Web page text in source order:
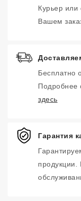
Курьер или
Вашем
Бесплатно
Подробнее
здесь
Гарантия
продукции.